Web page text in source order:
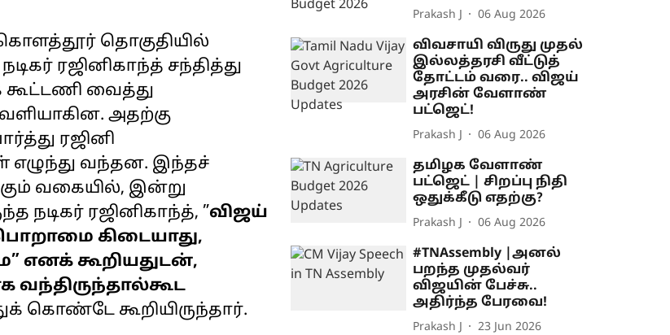
கொளத்தூர் தொகுதியில்
ரஜினிகாந்த் சந்தித்து
கூட்டணி வைத்து
அதற்கு
ரஜினி
எழுந்து வந்தன. இந்தச்
வகையில், இன்று
நடிகர் ரஜினிகாந்த், ”விஜய்
கிடையாது,
எனக் கூறியதுடன்,
கொண்டே கூறியிருந்தார்.
Prakash J 06 Aug 2026
விவசாயி விருது முதல்
இல்லத்தரசி வீட்டுத்
தோட்டம் வரை.. விஜய்
அரசின் வேளாண்
பட்ஜெட்!
Prakash J 06 Aug 2026
தமிழக வேளாண்
பட்ஜெட் | சிறப்பு நிதி
ஒதுக்கீடு எதற்கு?
Prakash J 06 Aug 2026
#TNAssembly |அனல்
பறந்த முதல்வர்
விஜயின் பேச்சு..
அதிர்ந்த பேரவை!
Prakash J 23 Jun 2026